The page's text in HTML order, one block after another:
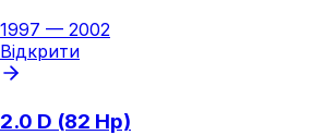
1997 — 2002
Відкрити
2.0 D (82 Hp)